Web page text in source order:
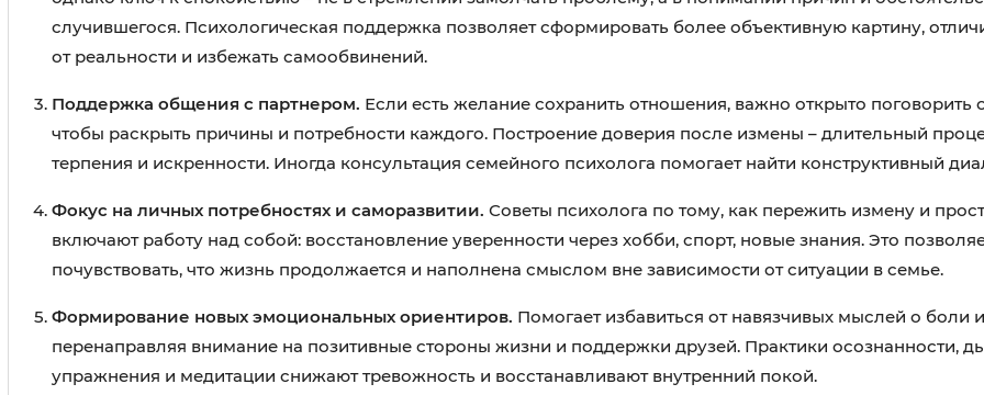
случившегося. Психологическая поддержка позволяет сформировать более объективную картину,
от реальности и избежать самообвинений.
Поддержка общения с партнером. Если есть желание сохранить отношения, важно открыто поговорить
чтобы раскрыть причины и потребности каждого. Построение доверия после измены – длительный
терпения и искренности. Иногда консультация семейного психолога помогает найти конструктивный
Фокус на личных потребностях и саморазвитии. Советы психолога по тому, как пережить измену и
включают работу над собой: восстановление уверенности через хобби, спорт, новые знания. Это
почувствовать, что жизнь продолжается и наполнена смыслом вне зависимости от ситуации в семье.
Формирование новых эмоциональных ориентиров. Помогает избавиться от навязчивых мыслей о боли
перенаправляя внимание на позитивные стороны жизни и поддержки друзей. Практики осознанности,
упражнения и медитации снижают тревожность и восстанавливают внутренний покой.